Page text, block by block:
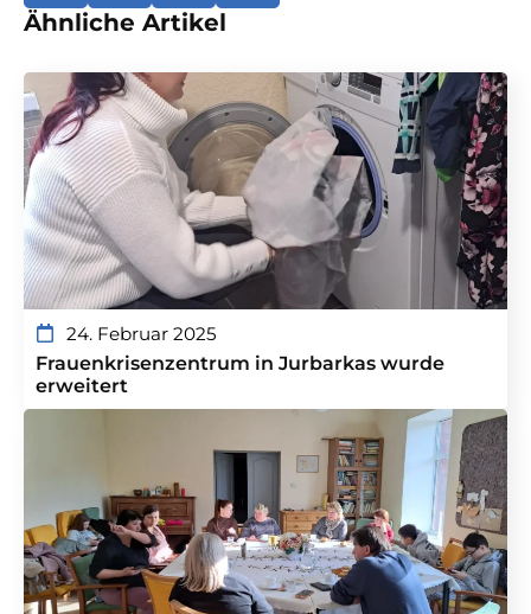
Ähnliche Artikel
24. Februar 2025
Frauenkrisenzentrum in Jurbarkas wurde
erweitert